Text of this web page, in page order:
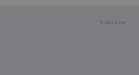
Publicitate